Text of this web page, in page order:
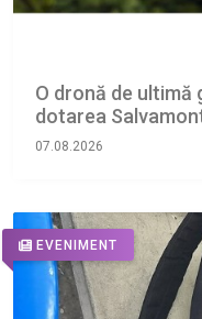
O dronă de ultimă
dotarea
07.08.2026
EVENIMENT